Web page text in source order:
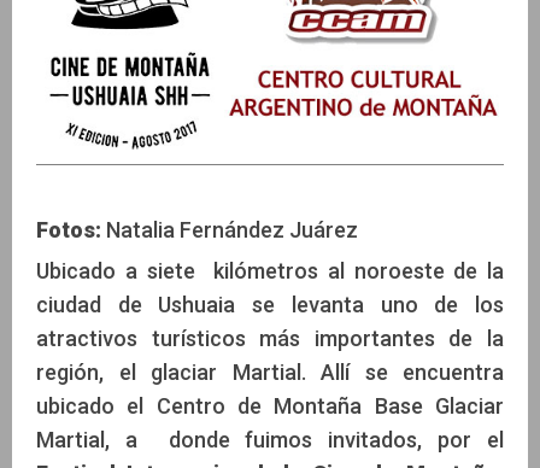
Fotos: Natalia Fernández Juárez
Ubicado a siete kilómetros al noroeste de la
ciudad de Ushuaia se levanta uno de los
atractivos turísticos más importantes de la
región, el glaciar Martial. Allí se encuentra
ubicado el Centro de Montaña Base Glaciar
Martial, a donde fuimos invitados, por el